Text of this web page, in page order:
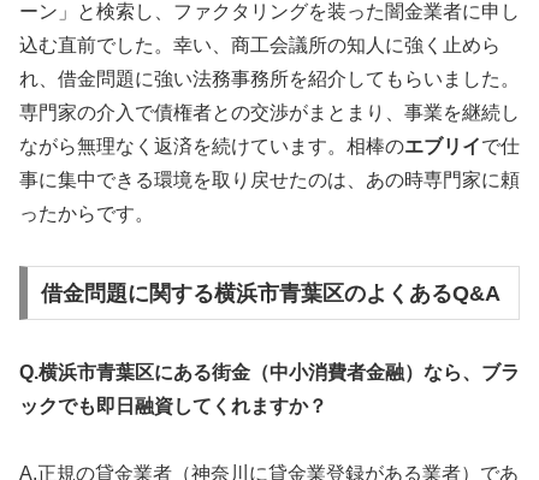
ーン」と検索し、ファクタリングを装った闇金業者に申し
込む直前でした。幸い、商工会議所の知人に強く止めら
れ、借金問題に強い法務事務所を紹介してもらいました。
専門家の介入で債権者との交渉がまとまり、事業を継続し
ながら無理なく返済を続けています。相棒のエブリイで仕
事に集中できる環境を取り戻せたのは、あの時専門家に頼
ったからです。
借金問題に関する横浜市青葉区のよくあるQ&A
Q.横浜市青葉区にある街金（中小消費者金融）なら、ブラ
ックでも即日融資してくれますか？
A.正規の貸金業者（神奈川に貸金業登録がある業者）であ